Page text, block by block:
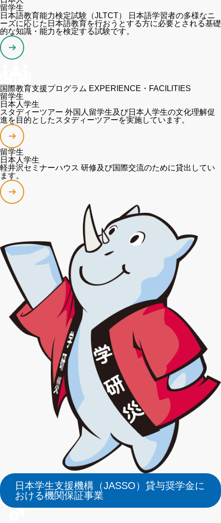
留学生
日本語教育能力検定試験（JLTCT）
日本語学習者の多様なニ
ーズに応じた日本語教育を行おうとする方に必要とされる基礎
的な知識・能力を検定する試験です。
国際教育支援プログラム EXPERIENCE・FACILITIES
留学生
日本人学生
スタディーツアー 外国人留学生及び日本人学生の文化理解促
進を目的としたスタディーツアーを実施しています。
留学生
日本人学生
軽井沢セミナーハウス 研修及び国際交流のために貸出してい
ます。
日本学生支援機構（JASSO）貸与奨学金に
おける機関保証事業